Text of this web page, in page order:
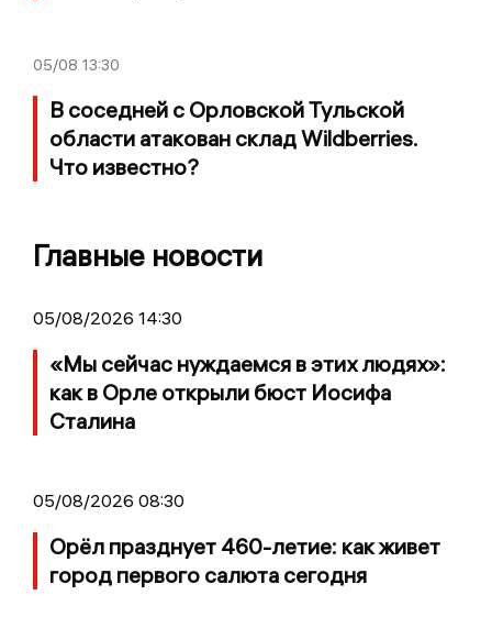
05/08 13:30
В соседней с Орловской Тульской
области атакован склад Wildberries.
Что известно?
Главные новости
05/08/2026 14:30
«Мы сейчас нуждаемся в этих людях»:
как в Орле открыли бюст Иосифа
Сталина
05/08/2026 08:30
Орёл празднует 460-летие: как живет
город первого салюта сегодня